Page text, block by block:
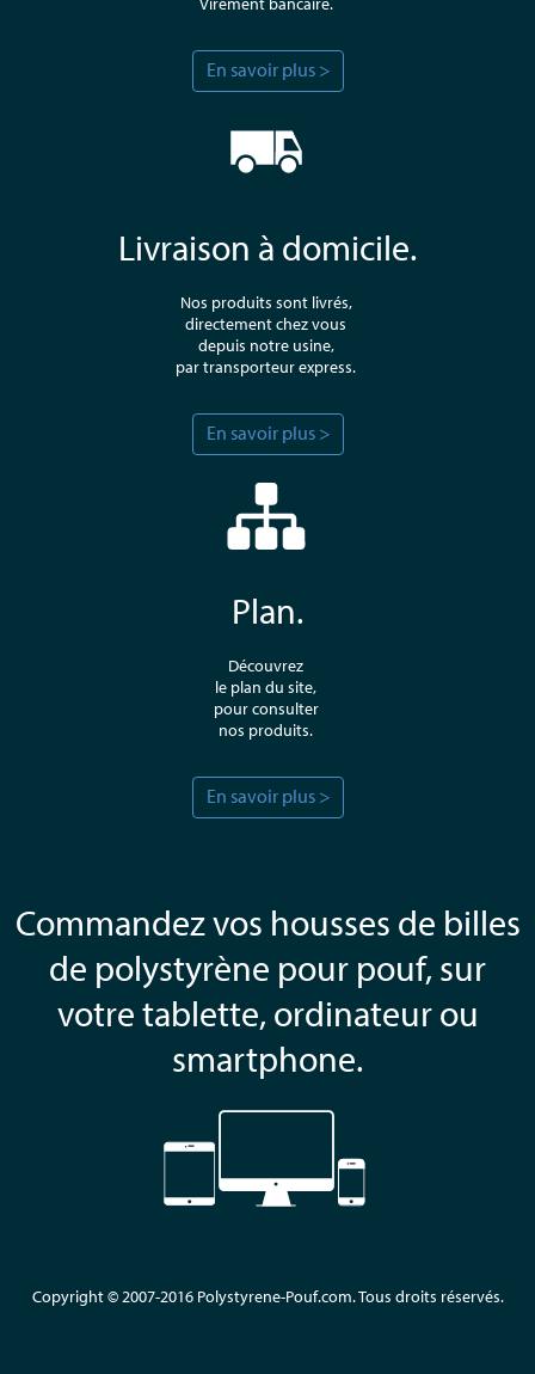
En savoir plus >
Livraison à domicile.
Nos produits sont livrés,
directement chez vous
depuis notre usine,
par transporteur express.
En savoir plus >
Plan.
Découvrez
le plan du site,
pour consulter
nos produits.
En savoir plus >
Commandez vos housses de billes
de polystyrène pour pouf, sur
votre tablette, ordinateur ou
smartphone.
Copyright © 2007-2016 Polystyrene-Pouf.com. Tous droits réservés.